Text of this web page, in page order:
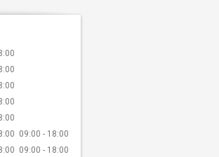
09:00
18:00
09:00 18:00